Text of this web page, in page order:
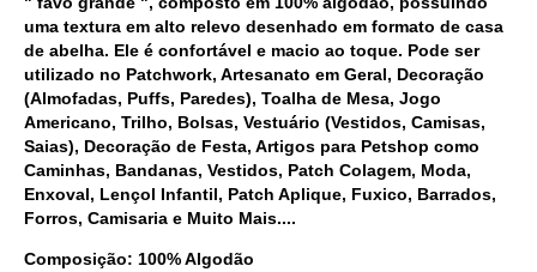
uma textura em alto relevo desenhado em formato de casa
de abelha. Ele é confortável e macio ao toque. Pode ser
utilizado no Patchwork, Artesanato em Geral, Decoração
(Almofadas, Puffs, Paredes), Toalha de Mesa, Jogo
Americano, Trilho, Bolsas, Vestuário (Vestidos, Camisas,
Saias), Decoração de Festa, Artigos para Petshop como
Caminhas, Bandanas, Vestidos, Patch Colagem, Moda,
Enxoval, Lençol Infantil, Patch Aplique, Fuxico, Barrados,
Forros, Camisaria e Muito Mais....
Composição: 100% Algodão